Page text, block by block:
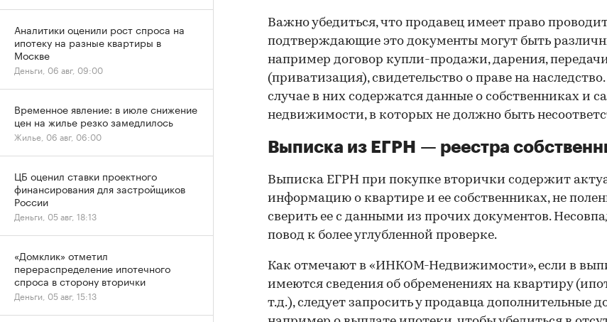
Важно убедиться, что продавец имеет право
подтверждающие это документы могут быть
например договор купли-продажи, дарения,
(приватизация), свидетельство о праве на
случае в них содержатся данные о собственниках и
недвижимости, в которых не должно быть
Выписка из ЕГРН — реестра
Выписка ЕГРН при покупке вторички содержит
информацию о квартире и ее собственниках, не
сверить ее с данными из прочих документов.
повод к более углубленной проверке.
Как отмечают в «ИНКОМ-Недвижимости», если в
имеются сведения об обременениях на квартиру
т.д.), следует запросить у продавца дополнительные
Аналитики оценили рост спроса на
ипотеку на разные квартиры в
Москве
Деньги, 06 авг, 09:00
Временное явление: в июле снижение
цен на жилье резко замедлилось
Жилье, 06 авг, 06:00
ЦБ оценил ставки проектного
финансирования для застройщиков
России
Деньги, 05 авг, 18:13
«Домклик» отметил
перераспределение ипотечного
спроса в сторону вторички
Деньги, 05 авг, 15:13